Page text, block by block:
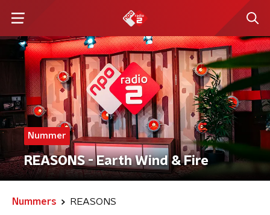
Nummer
REASONS - Earth Wind & Fire
Nummers REASONS